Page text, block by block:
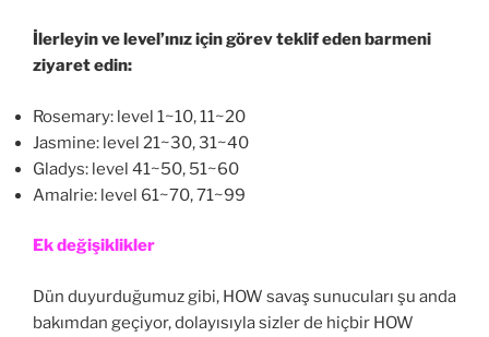
İlerleyin ve level’ınız için görev teklif eden barmeni
ziyaret edin:
Rosemary: level 1~10, 11~20
Jasmine: level 21~30, 31~40
Gladys: level 41~50, 51~60
Amalrie: level 61~70, 71~99
Ek değişiklikler
Dün duyurduğumuz gibi, HOW savaş sunucuları şu anda
bakımdan geçiyor, dolayısıyla sizler de hiçbir HOW